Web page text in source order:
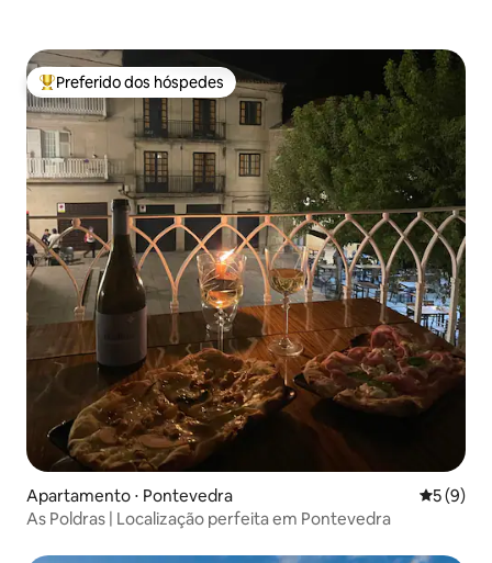
Entre os melhores preferidos dos hóspedes
Preferido dos hóspedes
Apartamento ⋅ Pontevedra 5 de
5 (9)
As Poldras | Localização perfeita em Pontevedra